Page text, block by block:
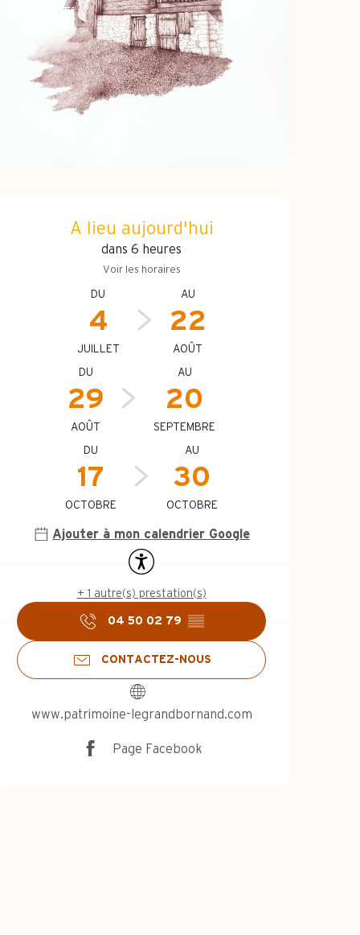
Ouverture et
A lieu aujourd'hui
dans 6 heures
Voir les horaires
DU
4
JUILLET
AU
22
AOÛT
DU
29
AOÛT
AU
20
SEPTEMBRE
DU
17
OCTOBRE
AU
30
OCTOBRE
Ajouter à mon calendrier Google
Accessibilité
+ 1 autre(s) prestation(s)
04 50 02 79 ▒▒
CONTACTEZ-NOUS
www.patrimoine-legrandbornand.com
Page Facebook